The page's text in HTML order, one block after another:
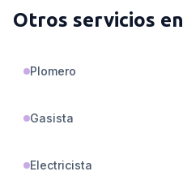
Otros servicios en
Plomero
Gasista
Electricista